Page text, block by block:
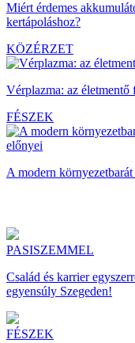
Miért érdemes
kertápoláshoz?
KÖZÉRZET
Vérplazma: az életmentő
FÉSZEK
A modern
PASISZEMMEL
Család és karrier
egyensúly Szegeden!
FÉSZEK